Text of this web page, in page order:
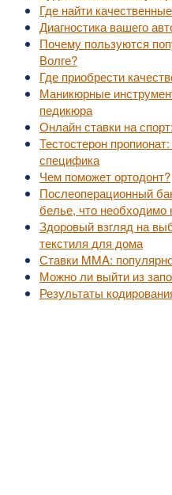
Где найти
Диагностика вашего
Почему пользуются
Волге?
Где приобрести
Маникюрные
педикюра
Онлайн ставки на
Тестостерон
специфика
Чем поможет ортодонт?
Послеоперационный
белье, что необходимо
Здоровый взгляд на
текстиля для дома
Ставки MMA:
Можно ли выйти из
Результаты